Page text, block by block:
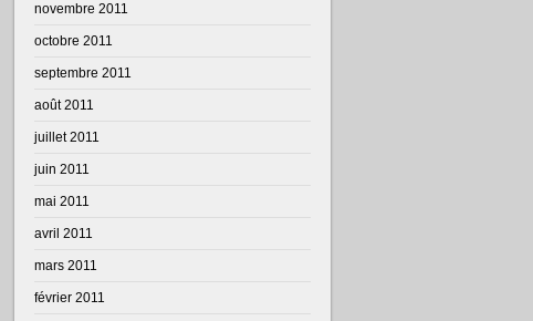
novembre 2011
octobre 2011
septembre 2011
août 2011
juillet 2011
juin 2011
mai 2011
avril 2011
mars 2011
février 2011